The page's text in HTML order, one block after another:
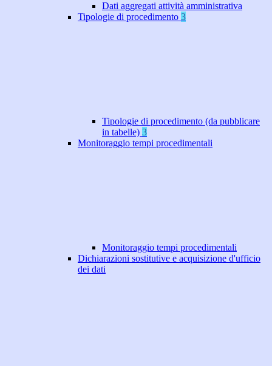
Dati aggregati attività amministrativa
Tipologie di procedimento 3
Tipologie di procedimento (da pubblicare
in tabelle) 3
Monitoraggio tempi procedimentali
Monitoraggio tempi procedimentali
Dichiarazioni sostitutive e acquisizione d'ufficio
dei dati